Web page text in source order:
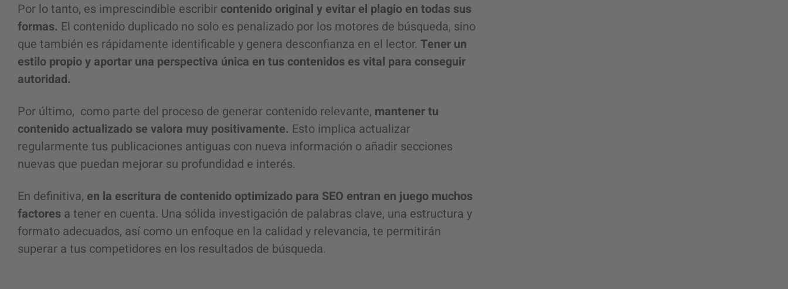
Por lo tanto, es imprescindible escribir contenido original y evitar el plagio en todas sus
formas. El contenido duplicado no solo es penalizado por los motores de búsqueda, sino
que también es rápidamente identificable y genera desconfianza en el lector. Tener un
estilo propio y aportar una perspectiva única en tus contenidos es vital para conseguir
autoridad.
Por último, como parte del proceso de generar contenido relevante, mantener tu
contenido actualizado se valora muy positivamente. Esto implica actualizar
regularmente tus publicaciones antiguas con nueva información o añadir secciones
nuevas que puedan mejorar su profundidad e interés.
En definitiva, en la escritura de contenido optimizado para SEO entran en juego muchos
factores a tener en cuenta. Una sólida investigación de palabras clave, una estructura y
formato adecuados, así como un enfoque en la calidad y relevancia, te permitirán
superar a tus competidores en los resultados de búsqueda.